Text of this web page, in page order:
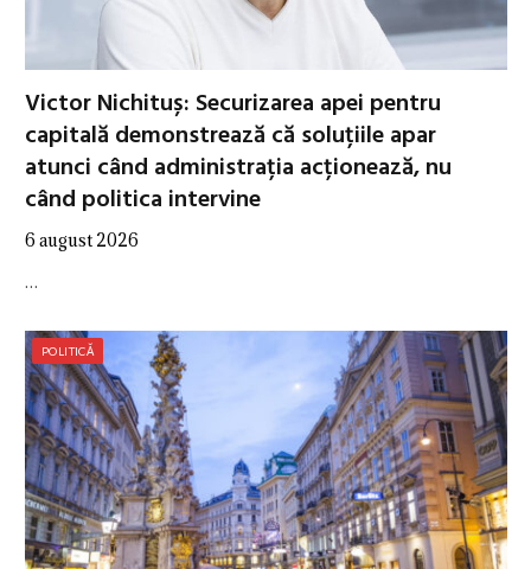
Victor Nichituș: Securizarea apei pentru
capitală demonstrează că soluțiile apar
atunci când administrația acționează, nu
când politica intervine
6 august 2026
…
POLITICĂ